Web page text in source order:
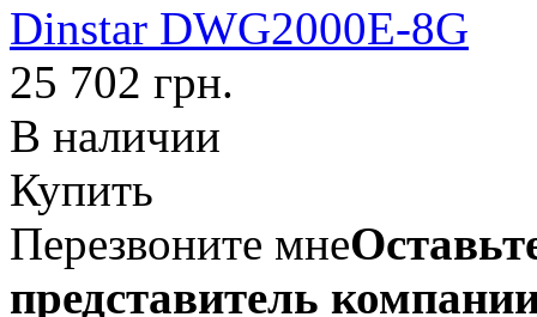
Dinstar DWG2000E-8G
25 702 грн.
В наличии
Купить
Перезвоните мне
представитель